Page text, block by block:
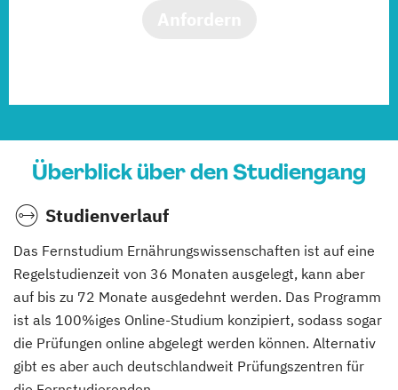
Überblick über den Studiengang
Studienverlauf
Das Fernstudium Ernährungswissenschaften ist auf eine
Regelstudienzeit von 36 Monaten ausgelegt, kann aber
auf bis zu 72 Monate ausgedehnt werden. Das Programm
ist als 100%iges Online-Studium konzipiert, sodass sogar
die Prüfungen online abgelegt werden können. Alternativ
gibt es aber auch deutschlandweit Prüfungszentren für